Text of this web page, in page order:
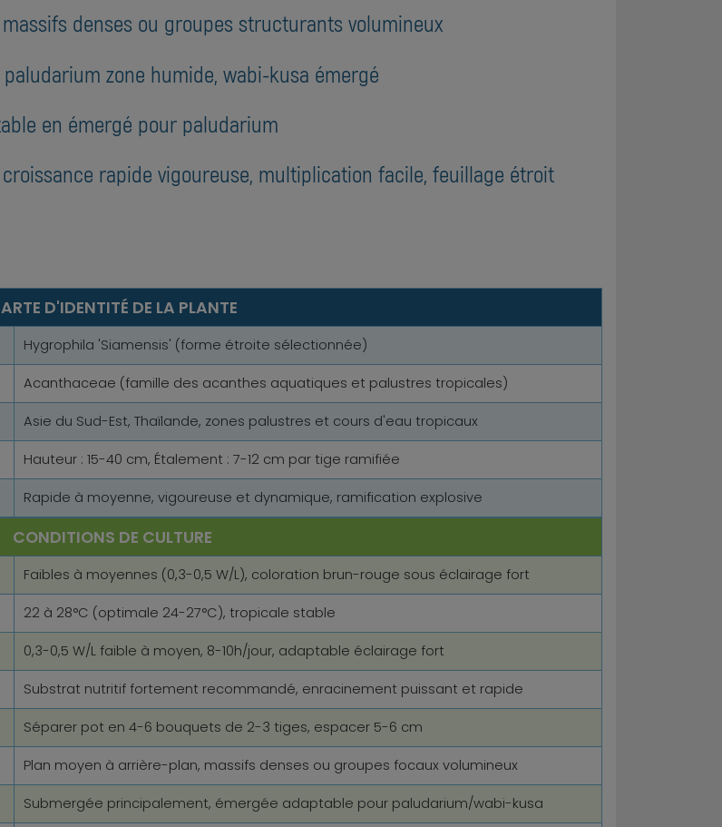
denses ou groupes structurants volumineux
zone humide, wabi-kusa émergé
en émergé pour paludarium
rapide vigoureuse, multiplication facile, feuillage étroit
D'IDENTITÉ DE LA PLANTE
Hygrophila 'Siamensis' (forme étroite sélectionnée)
Acanthaceae (famille des acanthes aquatiques et palustres tropicales)
Asie du Sud-Est, Thaïlande, zones palustres et cours d'eau tropicaux
Hauteur : 15-40 cm, Étalement : 7-12 cm par tige ramifiée
Rapide à moyenne, vigoureuse et dynamique, ramification explosive
CONDITIONS DE CULTURE
Faibles à moyennes (0,3-0,5 W/L), coloration brun-rouge sous éclairage fort
22 à 28°C (optimale 24-27°C), tropicale stable
0,3-0,5 W/L faible à moyen, 8-10h/jour, adaptable éclairage fort
Substrat nutritif fortement recommandé, enracinement puissant et rapide
Séparer pot en 4-6 bouquets de 2-3 tiges, espacer 5-6 cm
Plan moyen à arrière-plan, massifs denses ou groupes focaux volumineux
Submergée principalement, émergée adaptable pour paludarium/wabi-kusa